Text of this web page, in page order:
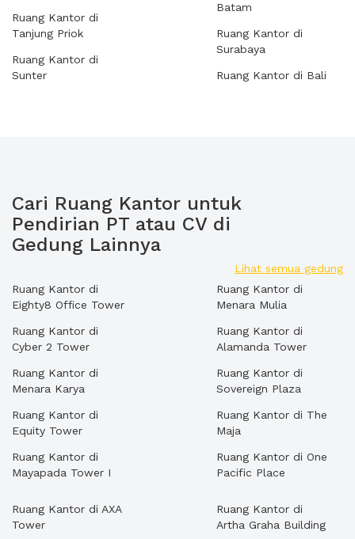
Ruang Kantor di
Tanjung Priok
Ruang Kantor di
Sunter
Batam
Ruang Kantor di
Surabaya
Ruang Kantor di Bali
Cari Ruang Kantor untuk
Pendirian PT atau CV di
Gedung Lainnya
Lihat semua gedung
Ruang Kantor di
Eighty8 Office Tower
Ruang Kantor di
Cyber 2 Tower
Ruang Kantor di
Menara Karya
Ruang Kantor di
Equity Tower
Ruang Kantor di
Mayapada Tower I
Ruang Kantor di
Menara Mulia
Ruang Kantor di
Alamanda Tower
Ruang Kantor di
Sovereign Plaza
Ruang Kantor di The
Maja
Ruang Kantor di One
Pacific Place
Ruang Kantor di AXA
Tower
Ruang Kantor di
Artha Graha Building